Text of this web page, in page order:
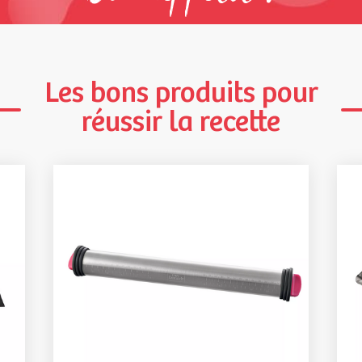
Les bons produits pour
réussir la recette